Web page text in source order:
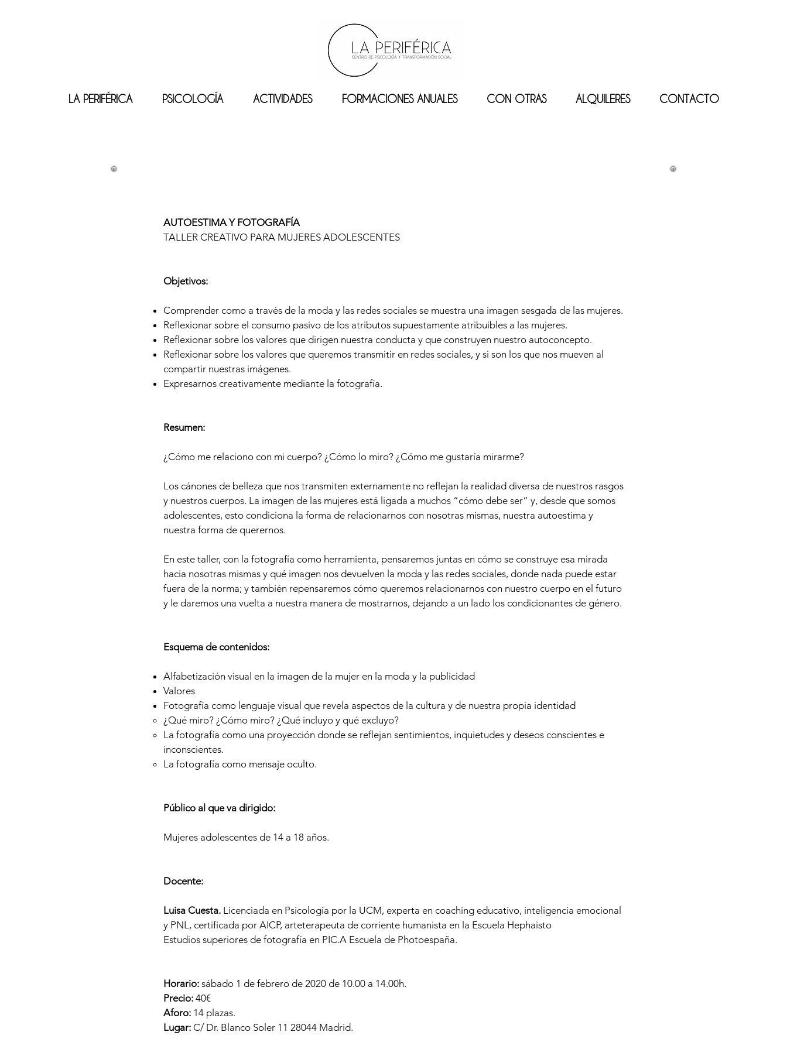
LA PERIFÉRICA PSICOLOGÍA ACTIVIDADES FORMACIONES ANUALES CON OTRAS ALQUILERES CONTACTO
AUTOESTIMA Y FOTOGRAFÍA
TALLER CREATIVO PARA MUJERES ADOLESCENTES
Objetivos:
Comprender como a través de la moda y las redes sociales se muestra una imagen sesgada de las mujeres.
Reflexionar sobre el consumo pasivo de los atributos supuestamente atribuibles a las mujeres.
Reflexionar sobre los valores que dirigen nuestra conducta y que construyen nuestro autoconcepto.
Reflexionar sobre los valores que queremos transmitir en redes sociales, y si son los que nos mueven al
compartir nuestras imágenes.
Expresarnos creativamente mediante la fotografía.
Resumen:
¿Cómo me relaciono con mi cuerpo? ¿Cómo lo miro? ¿Cómo me gustaría mirarme?
Los cánones de belleza que nos transmiten externamente no reflejan la realidad diversa de nuestros rasgos
y nuestros cuerpos. La imagen de las mujeres está ligada a muchos “cómo debe ser” y, desde que somos
adolescentes, esto condiciona la forma de relacionarnos con nosotras mismas, nuestra autoestima y
nuestra forma de querernos.
En este taller, con la fotografía como herramienta, pensaremos juntas en cómo se construye esa mirada
hacia nosotras mismas y qué imagen nos devuelven la moda y las redes sociales, donde nada puede estar
fuera de la norma; y también repensaremos cómo queremos relacionarnos con nuestro cuerpo en el futuro
y le daremos una vuelta a nuestra manera de mostrarnos, dejando a un lado los condicionantes de género.
Esquema de contenidos:
Alfabetización visual en la imagen de la mujer en la moda y la publicidad
Valores
Fotografía como lenguaje visual que revela aspectos de la cultura y de nuestra propia identidad
¿Qué miro? ¿Cómo miro? ¿Qué incluyo y qué excluyo?
La fotografía como una proyección donde se reflejan sentimientos, inquietudes y deseos conscientes e
inconscientes.
La fotografía como mensaje oculto.
Público al que va dirigido:
Mujeres adolescentes de 14 a 18 años.
Docente:
Luisa Cuesta. Licenciada en Psicología por la UCM, experta en coaching educativo, inteligencia emocional
y PNL, certificada por AICP, arteterapeuta de corriente humanista en la Escuela Hephaisto
Estudios superiores de fotografía en PIC.A Escuela de Photoespaña.
Horario: sábado 1 de febrero de 2020 de 10.00 a 14.00h.
Precio: 40€
Aforo: 14 plazas.
Lugar: C/ Dr. Blanco Soler 11 28044 Madrid.